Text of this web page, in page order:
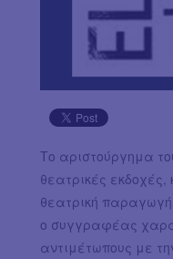
Το αριστούργημα
θεατρικές
θεατρική παραγωγή
ο συγγραφέας
αντιμέτωπους με